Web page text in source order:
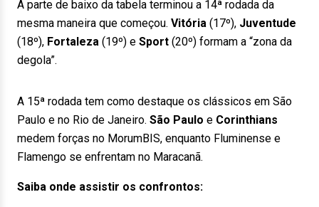
A parte de baixo da tabela terminou a 14ª rodada da
mesma maneira que começou. Vitória (17º), Juventude
(18º), Fortaleza (19º) e Sport (20º) formam a “zona da
degola”.
A 15ª rodada tem como destaque os clássicos em São
Paulo e no Rio de Janeiro. São Paulo e Corinthians
medem forças no MorumBIS, enquanto Fluminense e
Flamengo se enfrentam no Maracanã.
Saiba onde assistir os confrontos: